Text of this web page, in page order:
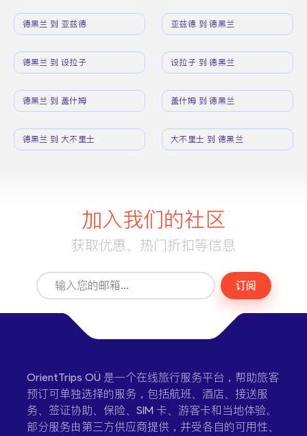
德黑兰 到 亚兹德 亚兹德 到 德黑兰
德黑兰 到 设拉子 设拉子 到 德黑兰
德黑兰 到 盖什姆 盖什姆 到 德黑兰
德黑兰 到 大不里士 大不里士 到 德黑兰
加入我们的社区
获取优惠、热门折扣等信息
订阅
OrientTrips OÜ 是一个在线旅行服务平台，帮助旅客
预订可单独选择的服务，包括航班、酒店、接送服
务、签证协助、保险、SIM 卡、游客卡和当地体验。
部分服务由第三方供应商提供，并受各自的可用性、